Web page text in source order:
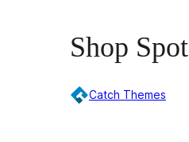
Shop Spot
Catch Themes